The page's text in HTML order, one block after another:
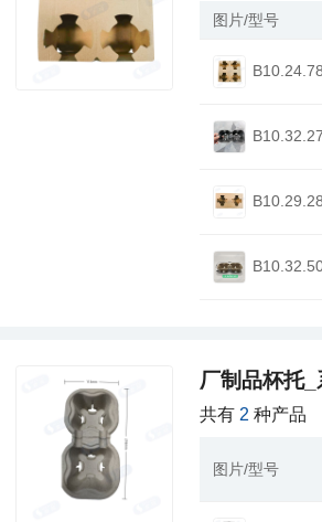
图片/型号
厂制品杯托
共有2 种产品
图片/型号